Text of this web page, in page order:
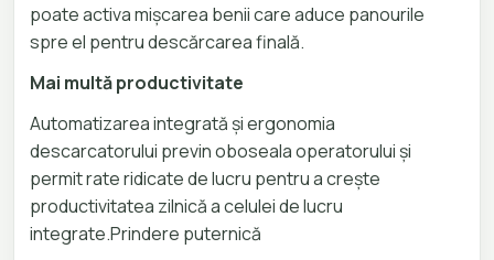
poate activa mișcarea benii care aduce panourile
spre el pentru descărcarea finală.
Mai multă productivitate
Automatizarea integrată și ergonomia
descarcatorului previn oboseala operatorului și
permit rate ridicate de lucru pentru a crește
productivitatea zilnică a celulei de lucru
integrate.Prindere puternică